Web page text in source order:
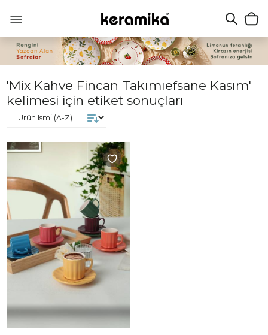
'Mix Kahve Fincan Takımıefsane Kasım'
kelimesi için etiket sonuçları